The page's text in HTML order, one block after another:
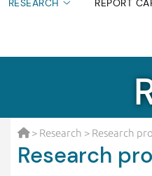
RESEARCH REPORT
> Research > Research
Research